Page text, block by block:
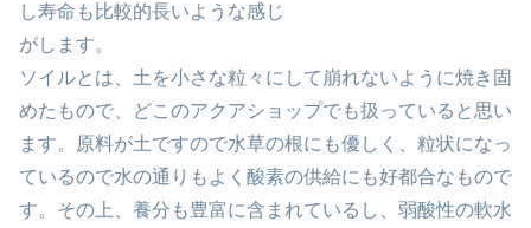
し寿命も比較的長いような感じ
がします。
ソイルとは、土を小さな粒々にして崩れないように焼き固
めたもので、どこのアクアショップでも扱っていると思い
ます。原料が土ですので水草の根にも優しく、粒状になっ
ているので水の通りもよく酸素の供給にも好都合なもので
す。その上、養分も豊富に含まれているし、弱酸性の軟水